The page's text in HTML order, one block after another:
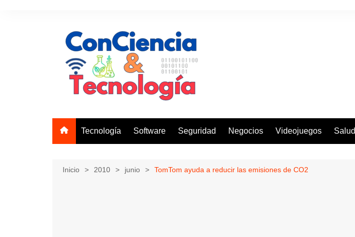
Tecnología Software Seguridad Negocios Videojuegos Salud
Inicio 2010 junio TomTom ayuda a reducir las emisiones de CO2